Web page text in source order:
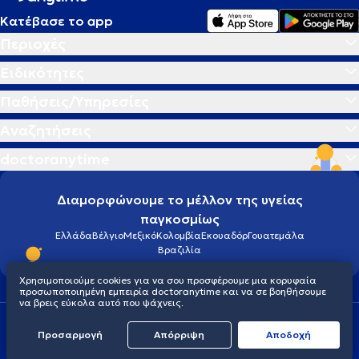
Κατέβασε το app
Διαμορφώνουμε το μέλλον της υγείας
παγκοσμίως
ΕλλάδαΒέλγιοΜεξικόΚολομβίαΕκουαδόρΓουατεμάλα
Βραζιλία
Πολιτική προστασίας προσωπικού απορρήτου
© 2026 doctoranytime
Χρησιμοποιούμε cookies για να σου προσφέρουμε μια κορυφαία
προσωποποιημένη εμπειρία doctoranytime και να σε βοηθήσουμε
να βρεις εύκολα αυτό που ψάχνεις.
Προσαρμογή Απόρριψη Aποδοχή